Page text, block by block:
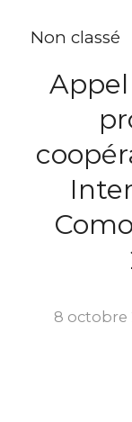
Non classé
8 octobre